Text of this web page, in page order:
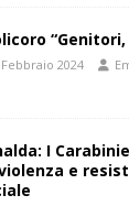
Febbraio 2024
I
e